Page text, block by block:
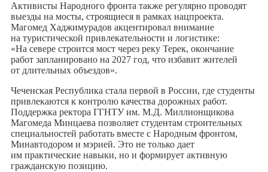
Активисты Народного фронта также регулярно проводят
выезды на мосты, строящиеся в рамках нацпроекта.
Магомед Хаджимурадов акцентировал внимание
на туристической привлекательности и логистике:
«На севере строится мост через реку Терек, окончание
работ запланировано на 2027 год, что избавит жителей
от длительных объездов».
Чеченская Республика стала первой в России, где студенты
привлекаются к контролю качества дорожных работ.
Поддержка ректора ГГНТУ им. М.Д. Миллионщикова
Магомеда Минцаева позволяет студентам строительных
специальностей работать вместе с Народным фронтом,
Минавтодором и мэрией. Это не только дает
им практические навыки, но и формирует активную
гражданскую позицию.